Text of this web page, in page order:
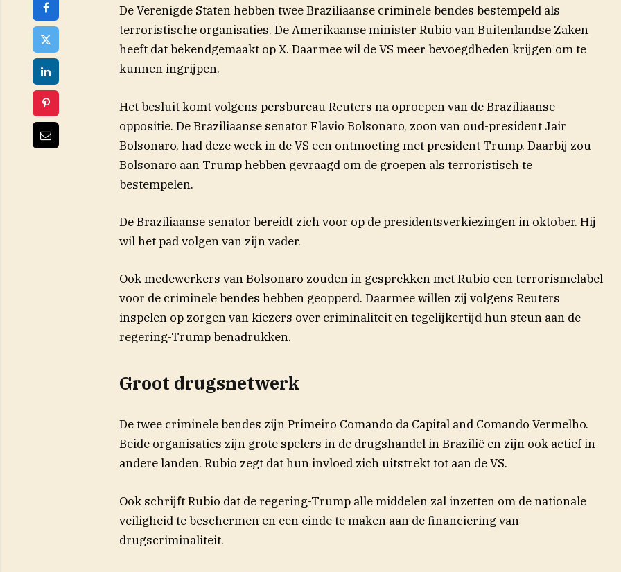
De Verenigde Staten hebben twee Braziliaanse criminele bendes bestempeld als
terroristische organisaties. De Amerikaanse minister Rubio van Buitenlandse Zaken
heeft dat bekendgemaakt opX(opent in nieuw venster)
. Daarmee wil de VS meer bevoegdheden krijgen om te
kunnen ingrijpen.
Het besluit komt volgens persbureau Reuters na oproepen van de Braziliaanse
oppositie. De Braziliaanse senator Flavio Bolsonaro, zoon van oud-president Jair
Bolsonaro, had deze week in de VS een ontmoeting met president Trump. Daarbij zou
Bolsonaro aan Trump hebben gevraagd om de groepen als terroristisch te
bestempelen.
De Braziliaanse senator bereidt zich voor op de presidentsverkiezingen in oktober. Hij
wil het pad volgen van zijn vader.
Ook medewerkers van Bolsonaro zouden in gesprekken met Rubio een terrorismelabel
voor de criminele bendes hebben geopperd. Daarmee willen zij volgens Reuters
inspelen op zorgen van kiezers over criminaliteit en tegelijkertijd hun steun aan de
regering-Trump benadrukken.
Groot drugsnetwerk
De twee criminele bendes zijn Primeiro Comando da Capital and Comando Vermelho.
Beide organisaties zijn grote spelers in de drugshandel in Brazilië en zijn ook actief in
andere landen. Rubio zegt dat hun invloed zich uitstrekt tot aan de VS.
Ook schrijft Rubio dat de regering-Trump alle middelen zal inzetten om de nationale
veiligheid te beschermen en een einde te maken aan de financiering van
drugscriminaliteit.